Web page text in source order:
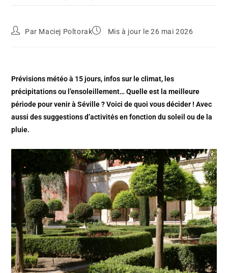
Par Maciej Poltorak Mis à jour le 26 mai 2026
Prévisions météo à 15 jours, infos sur le climat, les
précipitations ou l’ensoleillement… Quelle est la meilleure
période pour venir à Séville ? Voici de quoi vous décider ! Avec
aussi des suggestions d’activités en fonction du soleil ou de la
pluie.